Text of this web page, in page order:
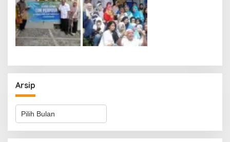
Arsip
Arsip